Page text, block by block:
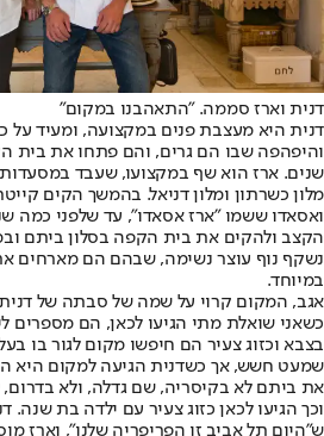
דנית וארז סממה. "התאהבנו במקום"
דנית היא מעצבת פנים במקצועה, ומעיד על
והיפהפה שבו הם גרים, והם פתחו את בית
שנים. ארז הוא שף במקצועו, שעבד
מלון כשרתון ומלון דניאל. בהמשך הקים
ואסאדו ששמו "ארז אסאדו", עד שלפני כמה
הקצב ולהקים את בית הקפה בסלון ביתם
נשקף נוף עוצר נשימה, שבהם הם מארחים
במיוחד.
אגב, המקום קרוי על שמה של סבתה של
כשאני שואלת מתי הגיעו לכאן, הם מספרים
בצבא וכזוג צעיר הם חיפשו מקום לגור בו
שמעט חשש, אך כשדנית הגיעה למקום היא
את ביתם לא בקיסריה, שם גדלה, ולא בדרום,
וכך הגיעו לכאן כזוג צעיר עם ילדה בת
ש"היום תל אביב זו הפריפריה שלנו", וארז